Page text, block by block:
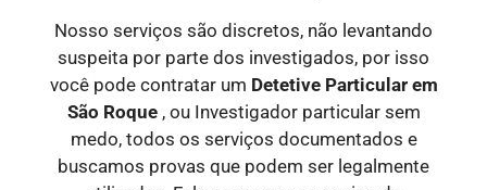
Nosso serviços são discretos, não levantando
suspeita por parte dos investigados, por isso
você pode contratar um Detetive Particular em
São Roque , ou Investigador particular sem
medo, todos os serviços documentados e
buscamos provas que podem ser legalmente